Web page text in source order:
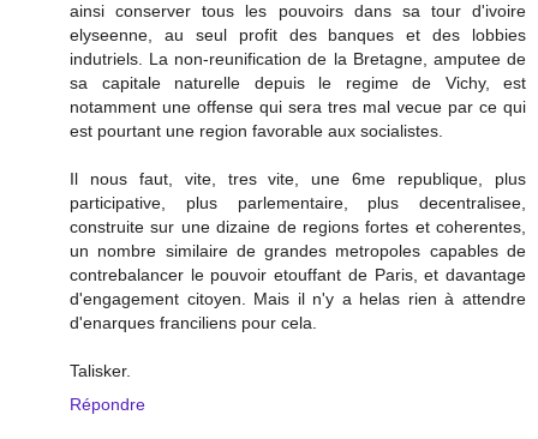
ainsi conserver tous les pouvoirs dans sa tour d'ivoire
elyseenne, au seul profit des banques et des lobbies
indutriels. La non-reunification de la Bretagne, amputee de
sa capitale naturelle depuis le regime de Vichy, est
notamment une offense qui sera tres mal vecue par ce qui
est pourtant une region favorable aux socialistes.
Il nous faut, vite, tres vite, une 6me republique, plus
participative, plus parlementaire, plus decentralisee,
construite sur une dizaine de regions fortes et coherentes,
un nombre similaire de grandes metropoles capables de
contrebalancer le pouvoir etouffant de Paris, et davantage
d'engagement citoyen. Mais il n'y a helas rien à attendre
d'enarques franciliens pour cela.
Talisker.
Répondre